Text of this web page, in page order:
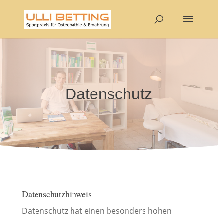
Datenschutz
Datenschutzhinweis
Datenschutz hat einen besonders hohen